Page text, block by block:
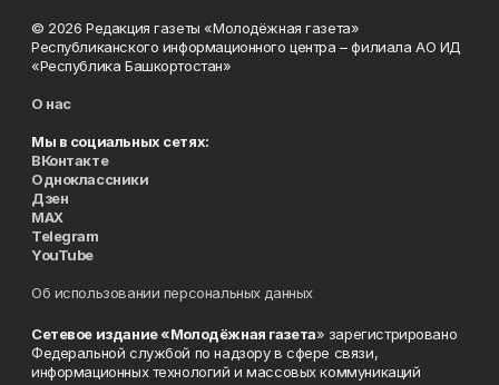
© 2026 Редакция газеты «Молодёжная газета»
Республиканского информационного центра – филиала АО ИД
«Республика Башкортостан»
О нас
Мы в социальных сетях:
ВКонтакте
Одноклассники
Дзен
MAX
Telegram
YouTube
Об использовании персональных данных
Сетевое издание «Молодёжная газета» зарегистрировано
Федеральной службой по надзору в сфере связи,
информационных технологий и массовых коммуникаций